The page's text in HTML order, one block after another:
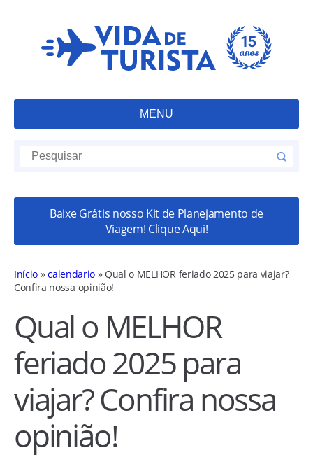
MENU
Baixe Grátis nosso Kit de Planejamento de
Viagem! Clique Aqui!
Início »calendario» Qual o MELHOR feriado 2025 para viajar?
Confira nossa opinião!
Qual o MELHOR
feriado 2025 para
viajar? Confira nossa
opinião!